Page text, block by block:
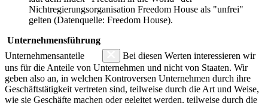
Nichtregierungsorganisation Freedom House als "unfrei"
gelten (Datenquelle: Freedom House).
Unternehmensführung
Unternehmensanteile
Bei diesen Werten interessieren wir
uns für die Anteile von Unternehmen und nicht von Staaten. Wir
geben also an, in welchen Kontroversen Unternehmen durch ihre
Geschäftstätigkeit vertreten sind, teilweise durch die Art und Weise,
wie sie Geschäfte machen oder geleitet werden, teilweise durch die